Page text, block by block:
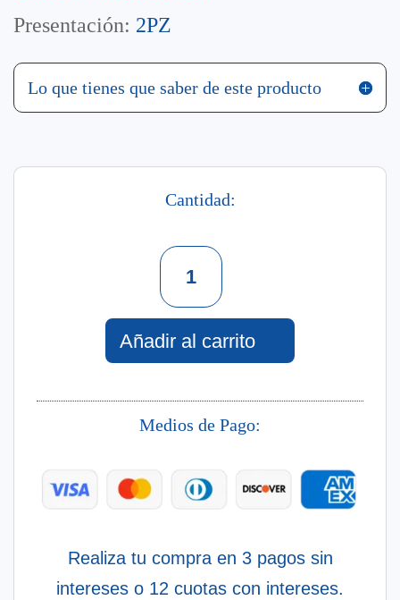
Presentación: 2PZ
Lo que tienes que saber de este producto
Cantidad:
Set
Pitahaya
Splash
Corporal
Crema
Corporal
Añadir al carrito
Medios de Pago:
Realiza tu compra en 3 pagos sin
intereses o 12 cuotas con intereses.